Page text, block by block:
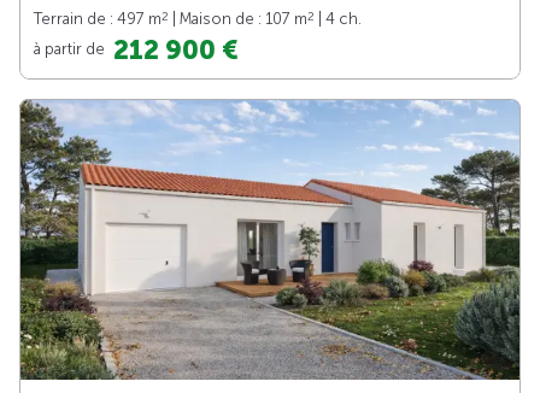
Terrain de : 497 m2 | Maison de : 107 m2
| 4 ch.
à partir de 212 900 €